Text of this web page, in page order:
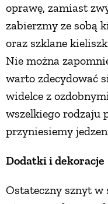
oprawę, zamiast
zabierzmy ze sobą
oraz szklane
Nie można
warto zdecydować
widelce z
wszelkiego rodzaju
przyniesiemy
Dodatki i dekoracje
Ostateczny sznyt w